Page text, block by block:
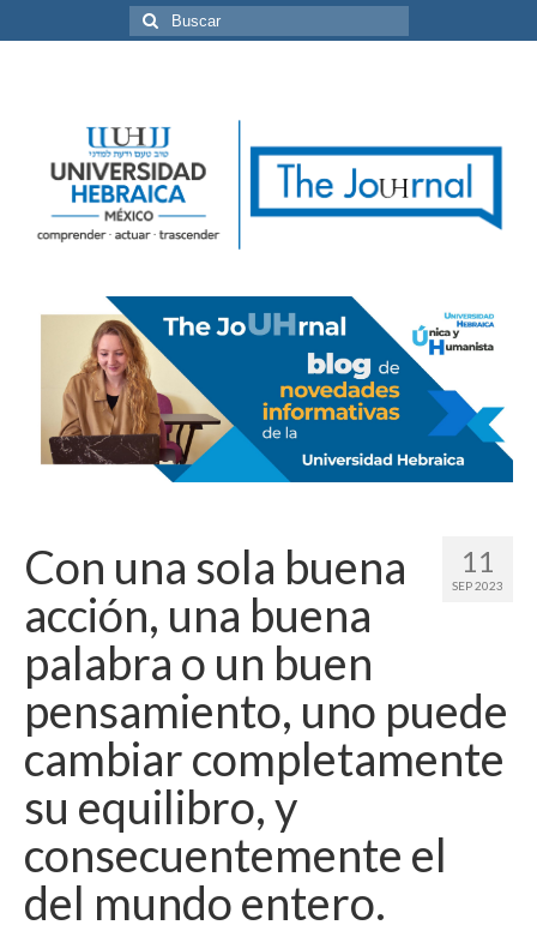
Buscar
por:
11
SEP 2023
Con una sola buena
acción, una buena
palabra o un buen
pensamiento, uno puede
cambiar completamente
su equilibro, y
consecuentemente el
del mundo entero.